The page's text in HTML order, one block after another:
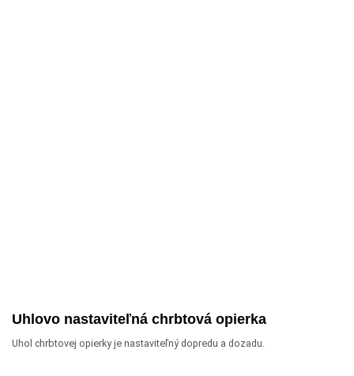
Uhlovo nastaviteľná chrbtová opierka
Uhol chrbtovej opierky je nastaviteľný dopredu a dozadu.